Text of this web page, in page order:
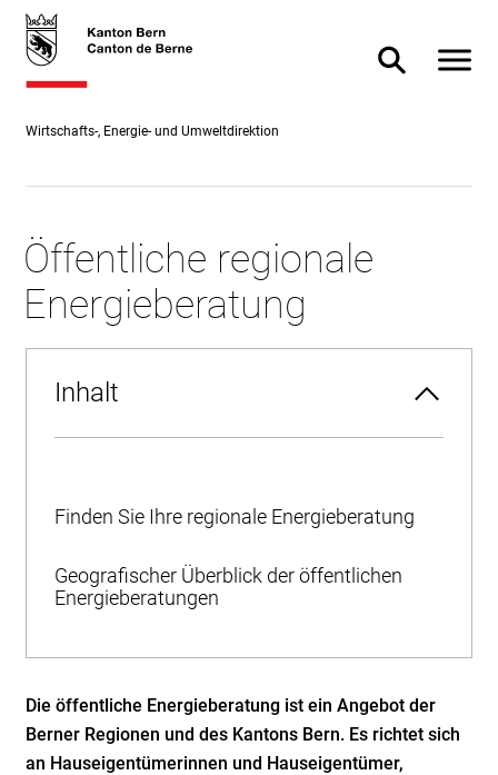
Direkt
zum
Inhalt
skiplink.toNavigation
skiplink.toStartPage
Direkt
Suche
Wirtschafts-, Energie- und Umweltdirektion
Suche ein-
Öffentliche regionale
Energieberatung
Inhalt
Finden Sie Ihre regionale Energieberatung
Geografischer Überblick der öffentlichen
Energieberatungen
Die öffentliche Energieberatung ist ein Angebot der
Berner Regionen und des Kantons Bern. Es richtet sich
an Hauseigentümerinnen und Hauseigentümer,